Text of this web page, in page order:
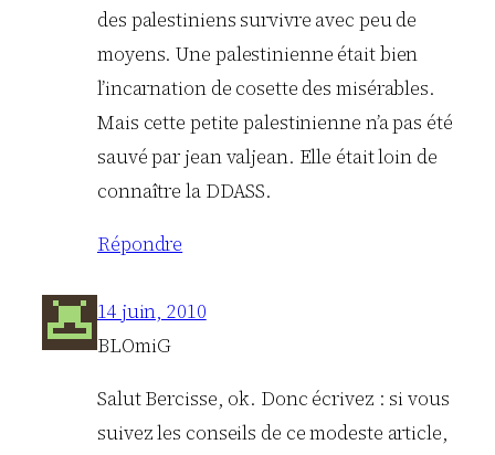
des palestiniens survivre avec peu de
moyens. Une palestinienne était bien
l’incarnation de cosette des misérables.
Mais cette petite palestinienne n’a pas été
sauvé par jean valjean. Elle était loin de
connaître la DDASS.
Répondre
14 juin, 2010
BLOmiG
Salut Bercisse, ok. Donc écrivez : si vous
suivez les conseils de ce modeste article,